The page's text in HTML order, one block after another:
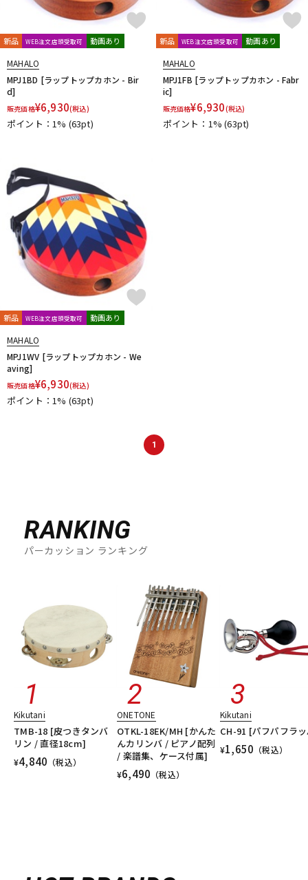
新品 WEB注文店頭受取可 動画あり
MAHALO
MPJ1BD [ラップトップカホン - Bir
d]
販売価格¥6,930(税込)
ポイント：1% (63pt)
新品 WEB注文店頭受取可 動画あり
MAHALO
MPJ1FB [ラップトップカホン - Fabr
ic]
販売価格¥6,930(税込)
ポイント：1%(63pt)
新品 WEB注文店頭受取可 動画あり
MAHALO
MPJ1WV [ラップトップカホン - We
aving]
販売価格¥6,930(税込)
ポイント：1% (63pt)
1
RANKING
パーカッション ランキング
Kikutani
TMB-18 [皮つきタンバ
リン / 直径18cm]
¥4,840 （税込）
ONETONE
OTKL-18EK/MH [かんた
んカリンバ / ピアノ配列
/ 楽譜集、ケース付属]
¥6,490 （税込）
Kikutani
CH-91 [パフパフラ
¥1,650 （税込）